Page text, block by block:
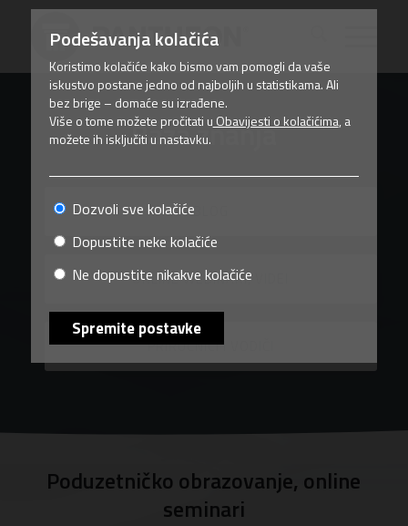
Baza znanja
BLOG
ONLINE WEBINARI, VIDEI
PRIRUČNICI I VODIČI
Poduzetničko obrazovanje, online
seminari
Podešavanja kolačića
Koristimo kolačiće kako bismo vam pomogli da vaše
iskustvo postane jedno od najboljih u statistikama. Ali
bez brige – domaće su izrađene.
Više o tome možete pročitati u Obavijesti o kolačićima, a
možete ih isključiti u nastavku.
Dozvoli sve kolačiće
Dopustite neke kolačiće
Ne dopustite nikakve kolačiće
Spremite postavke